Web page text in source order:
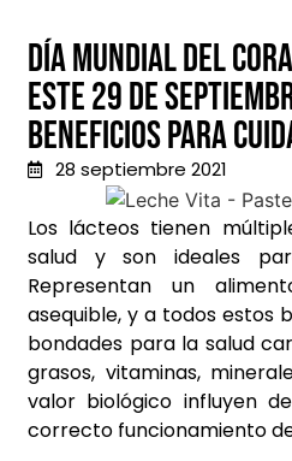
Día Mundial del
este 29 de
beneficios para
28 septiembre 2021
Los lácteos tienen
salud y son ideales
Representan un
asequible, y a todos estos
bondades para la salud
grasos, vitaminas,
valor biológico influyen
correcto funcionamiento